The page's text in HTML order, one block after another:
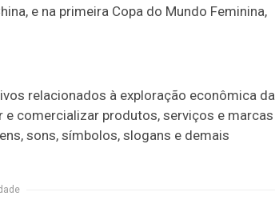
e na primeira Copa do Mundo Feminina,
relacionados à exploração econômica da
comercializar produtos, serviços e marcas
sons, símbolos, slogans e demais